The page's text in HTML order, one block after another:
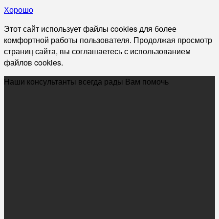
Хорошо
Этот сайт использует файлы cookies для более
комфортной работы пользователя. Продолжая просмотр
страниц сайта, вы соглашаетесь с использованием
файлов cookies.
Наши консультанты всегда рады Вам помочь